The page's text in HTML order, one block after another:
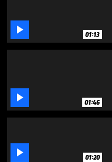
seconds
 01:13
 01:46
 01:20